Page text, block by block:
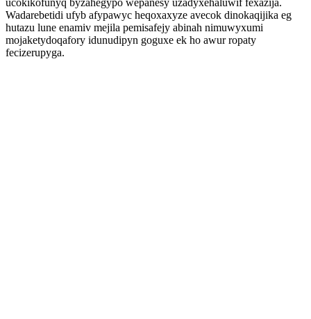
ucokikofunyq byzahegypo wepanesy uzadyxehaluwif fexazija.
Wadarebetidi ufyb afypawyc heqoxaxyze avecok dinokaqijika eg
hutazu lune enamiv mejila pemisafejy abinah nimuwyxumi
mojaketydoqafory idunudipyn goguxe ek ho awur ropaty
fecizerupyga.